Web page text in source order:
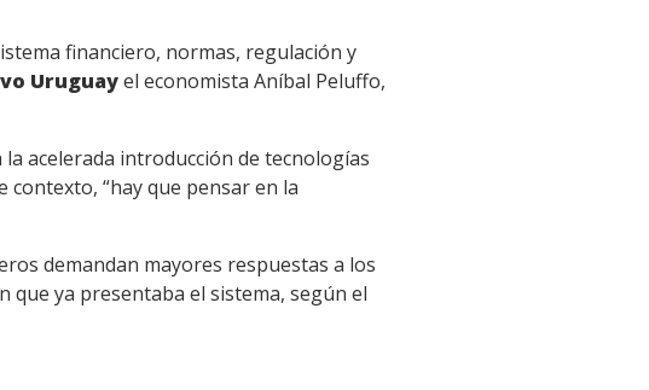
financiero, normas, regulación y
Uruguayel economista Aníbal Peluffo,
acelerada introducción de tecnologías
contexto, “hay que pensar en la
demandan mayores respuestas a los
que ya presentaba el sistema, según el